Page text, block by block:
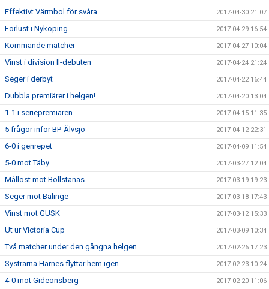
Effektivt Värmbol för svåra 2017-04-30 21:07
Förlust i Nyköping 2017-04-29 16:54
Kommande matcher 2017-04-27 10:04
Vinst i division II-debuten 2017-04-24 21:24
Seger i derbyt 2017-04-22 16:44
Dubbla premiärer i helgen! 2017-04-20 13:04
1-1 i seriepremiären 2017-04-15 11:35
5 frågor inför BP-Älvsjö 2017-04-12 22:31
6-0 i genrepet 2017-04-09 11:54
5-0 mot Täby 2017-03-27 12:04
Mållöst mot Bollstanäs 2017-03-19 19:23
Seger mot Bälinge 2017-03-18 17:43
Vinst mot GUSK 2017-03-12 15:33
Ut ur Victoria Cup 2017-03-09 10:34
Två matcher under den gångna helgen 2017-02-26 17:23
Systrarna Harnes flyttar hem igen 2017-02-23 10:24
4-0 mot Gideonsberg 2017-02-20 11:06